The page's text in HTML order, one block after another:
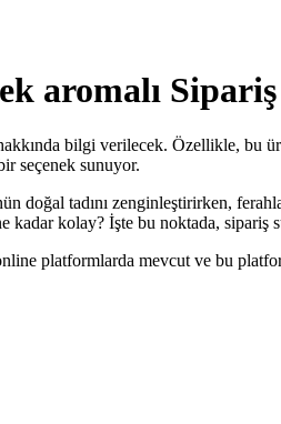
aromalı Sipariş
bilgi verilecek. Özellikle, bu
seçenek sunuyor.
doğal tadını zenginleştirirken,
kadar kolay? İşte bu noktada,
platformlarda mevcut ve bu